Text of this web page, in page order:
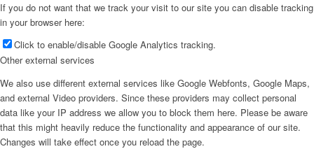
If you do not want that we track your visit to our site you can disable tracking
in your browser here:
Click to enable/disable Google Analytics tracking.
Other external services
We also use different external services like Google Webfonts, Google Maps,
and external Video providers. Since these providers may collect personal
data like your IP address we allow you to block them here. Please be aware
that this might heavily reduce the functionality and appearance of our site.
Changes will take effect once you reload the page.